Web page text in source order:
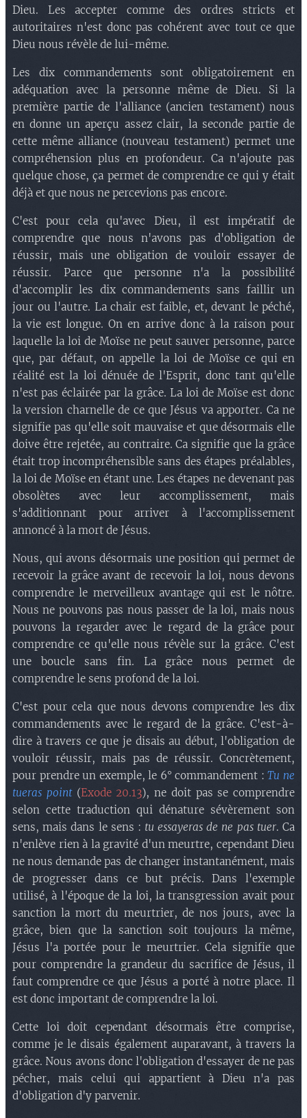
Dieu. Les accepter comme des ordres stricts et
autoritaires n'est donc pas cohérent avec tout ce que
Dieu nous révèle de lui-même.
Les dix commandements sont obligatoirement en
adéquation avec la personne même de Dieu. Si la
première partie de l'alliance (ancien testament) nous
en donne un aperçu assez clair, la seconde partie de
cette même alliance (nouveau testament) permet une
compréhension plus en profondeur. Ca n'ajoute pas
quelque chose, ça permet de comprendre ce qui y était
déjà et que nous ne percevions pas encore.
C'est pour cela qu'avec Dieu, il est impératif de
comprendre que nous n'avons pas d'obligation de
réussir, mais une obligation de vouloir essayer de
réussir. Parce que personne n'a la possibilité
d'accomplir les dix commandements sans faillir un
jour ou l'autre. La chair est faible, et, devant le péché,
la vie est longue. On en arrive donc à la raison pour
laquelle la loi de Moïse ne peut sauver personne, parce
que, par défaut, on appelle la loi de Moïse ce qui en
réalité est la loi dénuée de l'Esprit, donc tant qu'elle
n'est pas éclairée par la grâce. La loi de Moïse est donc
la version charnelle de ce que Jésus va apporter. Ca ne
signifie pas qu'elle soit mauvaise et que désormais elle
doive être rejetée, au contraire. Ca signifie que la grâce
était trop incompréhensible sans des étapes préalables,
la loi de Moïse en étant une. Les étapes ne devenant pas
obsolètes avec leur accomplissement, mais
s'additionnant pour arriver à l'accomplissement
annoncé à la mort de Jésus.
Nous, qui avons désormais une position qui permet de
recevoir la grâce avant de recevoir la loi, nous devons
comprendre le merveilleux avantage qui est le nôtre.
Nous ne pouvons pas nous passer de la loi, mais nous
pouvons la regarder avec le regard de la grâce pour
comprendre ce qu'elle nous révèle sur la grâce. C'est
une boucle sans fin. La grâce nous permet de
comprendre le sens profond de la loi.
C'est pour cela que nous devons comprendre les dix
commandements avec le regard de la grâce. C'est-à-
dire à travers ce que je disais au début, l'obligation de
vouloir réussir, mais pas de réussir. Concrètement,
pour prendre un exemple, le 6° commandement :Tu ne
tueras point(Exode 20.13), ne doit pas se comprendre
selon cette traduction qui dénature sévèrement son
sens, mais dans le sens : tu essayeras de ne pas tuer. Ca
n'enlève rien à la gravité d'un meurtre, cependant Dieu
ne nous demande pas de changer instantanément, mais
de progresser dans ce but précis. Dans l'exemple
utilisé, à l'époque de la loi, la transgression avait pour
sanction la mort du meurtrier, de nos jours, avec la
grâce, bien que la sanction soit toujours la même,
Jésus l'a portée pour le meurtrier. Cela signifie que
pour comprendre la grandeur du sacrifice de Jésus, il
faut comprendre ce que Jésus a porté à notre place. Il
est donc important de comprendre la loi.
Cette loi doit cependant désormais être comprise,
comme je le disais également auparavant, à travers la
grâce. Nous avons donc l'obligation d'essayer de ne pas
pécher, mais celui qui appartient à Dieu n'a pas
d'obligation d'y parvenir.